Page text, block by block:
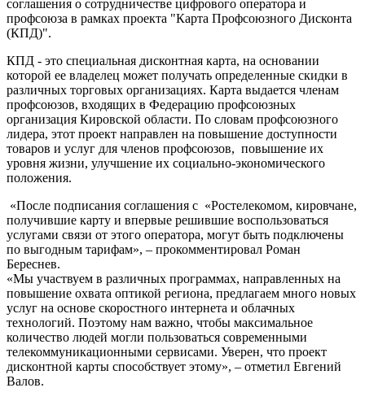
соглашения о сотрудничестве цифрового оператора и
профсоюза в рамках проекта "Карта Профсоюзного Дисконта
(КПД)".
КПД - это специальная дисконтная карта, на основании
которой ее владелец может получать определенные скидки в
различных торговых организациях. Карта выдается членам
профсоюзов, входящих в Федерацию профсоюзных
организация Кировской области. По словам профсоюзного
лидера, этот проект направлен на повышение доступности
товаров и услуг для членов профсоюзов, повышение их
уровня жизни, улучшение их социально-экономического
положения.
«После подписания соглашения с «Ростелекомом, кировчане,
получившие карту и впервые решившие воспользоваться
услугами связи от этого оператора, могут быть подключены
по выгодным тарифам», – прокомментировал Роман
Береснев.
«Мы участвуем в различных программах, направленных на
повышение охвата оптикой региона, предлагаем много новых
услуг на основе скоростного интернета и облачных
технологий. Поэтому нам важно, чтобы максимальное
количество людей могли пользоваться современными
телекоммуникационными сервисами. Уверен, что проект
дисконтной карты способствует этому», – отметил Евгений
Валов.